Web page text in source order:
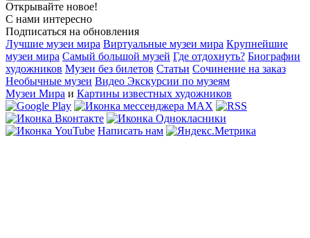
Открывайте новое!
С нами интересно
Подписаться на обновления
Лучшие музеи мира Виртуальные музеи мира Крупнейшие
музеи мира Самый большой музей Где отдохнуть? Биографии
художников Музеи без билетов Статьи Сочинение на заказ
Необычные музеи Видео Экскурсии по музеям
Музеи Мира и Картины известных художников
Написать нам